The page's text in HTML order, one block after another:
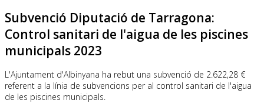
Subvenció Diputació de Tarragona:
Control sanitari de l'aigua de les piscines
municipals 2023
L'Ajuntament d'Albinyana ha rebut una subvenció de 2.622,28 €
referent a la línia de subvencions per al control sanitari de l'aigua
de les piscines municipals.